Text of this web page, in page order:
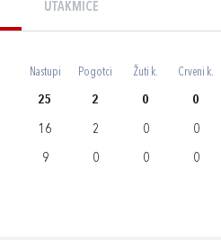
UTAKMICE
Nastupi Pogotci Žuti k. Crveni k.
25 2 0 0
16 2 0 0
9 0 0 0